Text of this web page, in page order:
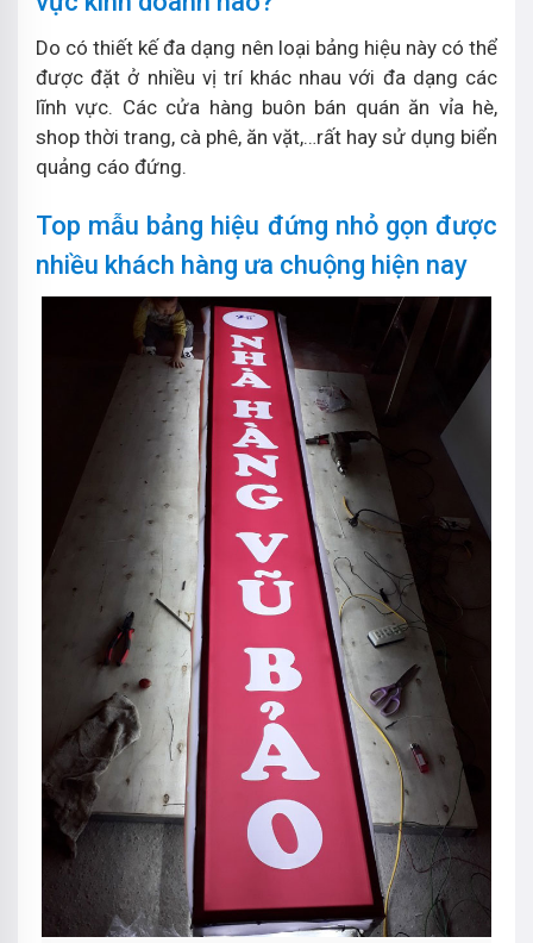
Do có thiết kế đa dạng nên loại bảng hiệu này có thể
được đặt ở nhiều vị trí khác nhau với đa dạng các
lĩnh vực. Các cửa hàng buôn bán quán ăn vỉa hè,
shop thời trang, cà phê, ăn vặt,…rất hay sử dụng biển
quảng cáo đứng.
Top mẫu bảng hiệu đứng nhỏ gọn được
nhiều khách hàng ưa chuộng hiện nay